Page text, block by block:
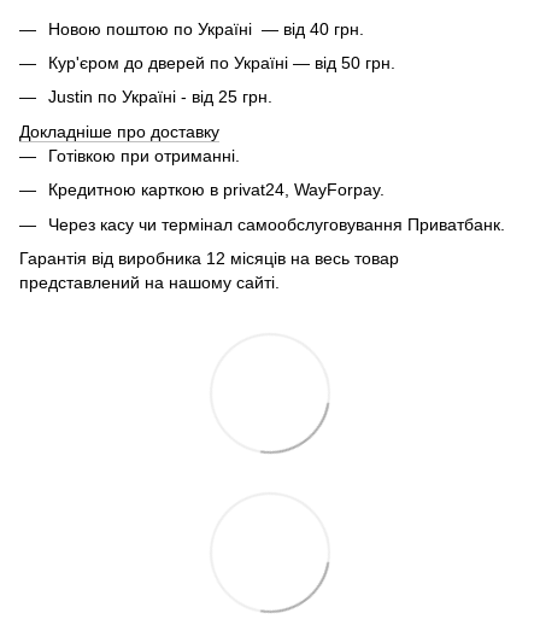
Новою поштою по Україні — від 40 грн.
Кур'єром до дверей по Україні — від 50 грн.
Justin по Україні - від 25 грн.
Докладніше про доставку
Готівкою при отриманні.
Кредитною карткою в privat24, WayForpay.
Через касу чи термінал самообслуговування Приватбанк.
Гарантія від виробника 12 місяців на весь товар
представлений на нашому сайті.